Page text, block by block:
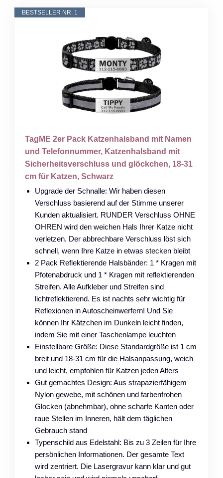
BESTSELLER NR. 1
TagME 2er Pack Katzenhalsband mit Namen
und Telefonnummer, Katzenhalsband mit
Sicherheitsverschluss und glöckchen, 18-31
cm für Katzen, Schwarz
Upgrade der Schnalle: Wir haben diesen
Verschluss basierend auf der Stimme unserer
Kunden aktualisiert. RUNDER Verschluss OHNE
OHREN wird den weichen Hals Ihrer Katze nicht
verletzen. Der abbrechbare Verschluss löst sich
schnell, wenn Ihre Katze in etwas stecken bleibt
2 Pack Reflektierende Halsbänder: 1 * Kragen mit
Pfotenabdruck und 1 * Kragen mit reflektierenden
Streifen. Alle Aufkleber und Streifen sind
lichtreflektierend. Es ist nachts sehr wichtig für
Reflexionen in Autoscheinwerfern! Und Sie
können Ihr Kätzchen im Dunkeln leicht finden,
indem Sie mit einer Taschenlampe leuchten
Einstellbare Größe: Diese Standardgröße ist 1 cm
breit und 18-31 cm für die Halsanpassung, weich
und leicht, empfohlen für Katzen jeden Alters
Gut gemachtes Design: Aus strapazierfähigem
Nylon gewebe, mit schönen und farbenfrohen
Glocken (abnehmbar), ohne scharfe Kanten oder
raue Stellen im Inneren, hält dem täglichen
Gebrauch stand
Typenschild aus Edelstahl: Bis zu 3 Zeilen für Ihre
persönlichen Informationen. Der gesamte Text
wird zentriert. Die Lasergravur kann klar und gut